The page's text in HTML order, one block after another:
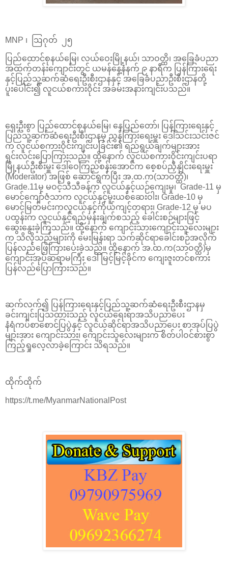
MNP ၊ ဩဂုတ် ၂၅
ပြည်ထောင်စုနယ်မြေ၊ လယ်ဝေးမြို့နယ်၊ သာဝတ္ထိ၊ အခြေခံပညာ
အထက်တန်းကျောင်းတွင် ယမန်နေ့နံနက် ၉ နာရီက ပြန်ကြားရေး
နှင့်ပြည်သူ့ဆက်ဆံရေးဦးစီးဌာနနှင့် အခြေခံပညာဦးစီးဌာနတို့
ပူးပေါင်း၍ လူငယ်စကားဝိုင်း အခမ်းအနားကျင်းပသည်။
ရှေးဦးစွာ ပြည်ထောင်စုနယ်မြေ၊ နေပြည်တော်၊ ပြန်ကြားရေးနှင့်
ပြည်သူ့ဆက်ဆံရေးဦးစီးဌာနမှ ညွှန်ကြားရေးမှူး ဒေါ်သင်းသင်းဇင်
က လူငယ်စကားဝိုင်းကျင်းပခြင်း၏ ရည်ရွယ်ချက်များအား
ရှင်းလင်းပြောကြားသည်။ ထို့နောက် လူငယ်စကားဝိုင်းကျင်းပရာ
မြို့နယ်ဦးစီးမှူး ဒေါ်ဝေကြည်စန်းအောင်က စေ့စပ်ညှိနှိုင်းရေးမှူး
(Moderator) အဖြစ် ဆောင်ရွက်ပြီး အ.ထ.က(သာဝတ္ထိ)၊
Grade.11မှ မဝင့်သီသီခန့်က လူငယ်နှင့်ယဉ်ကျေးမှု၊ Grade-11 မှ
မောင်ကျော်ဇံသာက လူငယ်နှင့်မူးယစ်ဆေးဝါး၊ Grade-10 မှ
မောင်မြတ်မင်းကလူငယ်နှင့်ကိုယ်ကျင့်တရား၊ Grade-12 မှ မပ
ပထွန်းက လူငယ်နှင့်ရည်မှန်းချက်စသည့် ခေါင်းစဉ်များဖြင့်
ဆွေးနွေးခဲ့ကြသည်။ ထို့နောက် ကျောင်းသားကျောင်းသူလေးများ
က သိလိုသည်များကို မေးမြန်းရာ သက်ဆိုင်ရာခေါင်းစဉ်အလိုက်
ပြန်လည်ဖြေကြားပေးခဲ့သည်။ ထို့နောက် အ.ထ.က(သာဝတ္ထိ)မှ
ကျောင်းအုပ်ဆရာမကြီး ဒေါ်မြင့်မြင့်ခိုင်က ကျေးဇူးတင်စကား
ပြန်လည်ပြောကြားသည်။
ဆက်လက်၍ ပြန်ကြားရေးနှင့်ပြည်သူ့ဆက်ဆံရေးဦးစီးဌာနမှ
ခင်းကျင်းပြသထားသည့် လူငယ်ရေးရာအသိပညာပေး
နံရံကပ်စာစောင်ပြပွဲနှင့် လူငယ်ဆိုင်ရာအသိပညာပေး စာအုပ်ပြပွဲ
များအား ကျောင်းသား၊ ကျောင်းသူလေးများက စိတ်ပါဝင်စားစွာ
ကြည့်ရှုလေ့လာခဲ့ကြောင်း သိရသည်။
ထိုက်ထိုက်
https://t.me/MyanmarNationalPost